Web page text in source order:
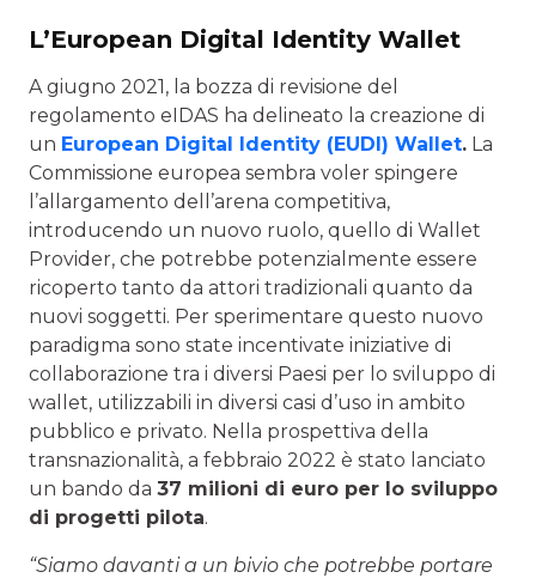
L’European Digital Identity Wallet
A giugno 2021, la bozza di revisione del
regolamento eIDAS ha delineato la creazione di
un European Digital Identity (EUDI) Wallet. La
Commissione europea sembra voler spingere
l’allargamento dell’arena competitiva,
introducendo un nuovo ruolo, quello di Wallet
Provider, che potrebbe potenzialmente essere
ricoperto tanto da attori tradizionali quanto da
nuovi soggetti. Per sperimentare questo nuovo
paradigma sono state incentivate iniziative di
collaborazione tra i diversi Paesi per lo sviluppo di
wallet, utilizzabili in diversi casi d’uso in ambito
pubblico e privato. Nella prospettiva della
transnazionalità, a febbraio 2022 è stato lanciato
un bando da 37 milioni di euro per lo sviluppo
di progetti pilota.
“Siamo davanti a un bivio che potrebbe portare